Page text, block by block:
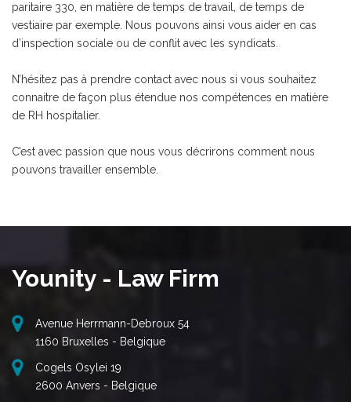
paritaire 330, en matière de temps de travail, de temps de
vestiaire par exemple. Nous pouvons ainsi vous aider en cas
d’inspection sociale ou de conflit avec les syndicats.
N’hésitez pas à prendre contact avec nous si vous souhaitez
connaitre de façon plus étendue nos compétences en matière
de RH hospitalier.
C’est avec passion que nous vous décrirons comment nous
pouvons travailler ensemble.
Younity - Law Firm
Avenue Herrmann-Debroux 54
1160 Bruxelles - Belgique
Cogels Osylei 19
2600 Anvers - Belgique